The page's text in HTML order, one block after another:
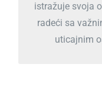
istražuje svoja
radeći sa
uticajnim